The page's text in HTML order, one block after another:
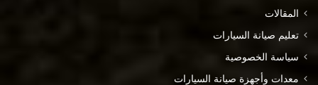
المقالات
تعليم صيانة السيارات
سياسة الخصوصية
معدات وأجهزة صيانة السيارات